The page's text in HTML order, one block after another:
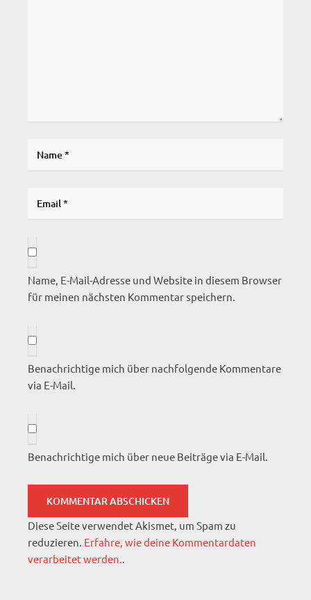
Name, E-Mail-Adresse und Website in diesem Browser
für meinen nächsten Kommentar speichern.
Benachrichtige mich über nachfolgende Kommentare
via E-Mail.
Benachrichtige mich über neue Beiträge via E-Mail.
Diese Seite verwendet Akismet, um Spam zu
reduzieren. Erfahre, wie deine Kommentardaten
verarbeitet werden..